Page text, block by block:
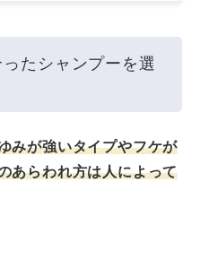
たシャンプーを選
みが強いタイプやフケが
あらわれ方は人によって